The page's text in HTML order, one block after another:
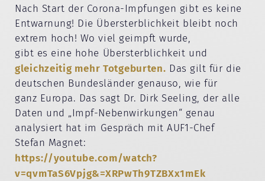
Nach Start der Corona-Impfungen gibt es keine
Entwarnung! Die Übersterblichkeit bleibt noch
extrem hoch! Wo viel geimpft wurde,
gibt es eine hohe Übersterblichkeit und
gleichzeitig mehr Totgeburten. Das gilt für die
deutschen Bundesländer genauso, wie für
ganz Europa. Das sagt Dr. Dirk Seeling, der alle
Daten und „Impf-Nebenwirkungen“ genau
analysiert hat im Gespräch mit AUF1-Chef
Stefan Magnet:
https://youtube.com/watch?
v=qvmTaS6Vpjg&=XRPwTh9TZBXx1mEk